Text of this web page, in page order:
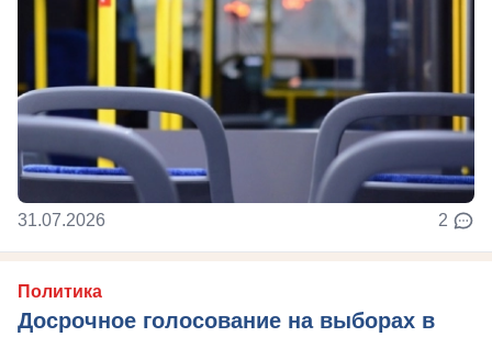
31.07.2026 2
Политика
Досрочное голосование на выборах в